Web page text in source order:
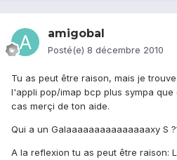
amigobal
Posté(e) 8 décembre 2010
Tu as peut être raison, mais je
l'appli pop/imap bcp plus sympa que
cas merçi de ton aide.
Qui a un Galaaaaaaaaaaaaaaaxy S
A la reflexion tu as peut être raison: